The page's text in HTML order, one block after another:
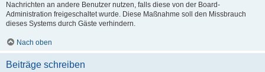
Nachrichten an andere Benutzer nutzen, falls diese von der Board-
Administration freigeschaltet wurde. Diese Maßnahme soll den Missbrauch
dieses Systems durch Gäste verhindern.
Nach oben
Beiträge schreiben